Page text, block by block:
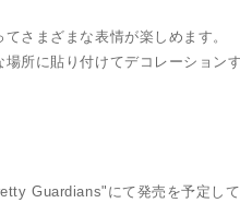
さまざまな表情が楽しめます。
所に貼り付けてデコレーション
Guardians"にて発売を予定して